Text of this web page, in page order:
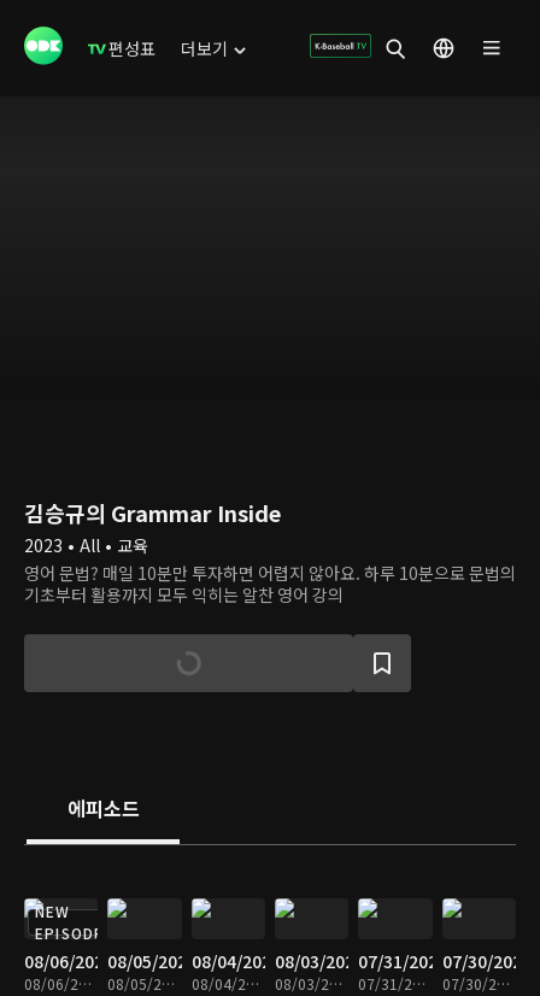
편성표 더보기
김승규의 Grammar Inside
2023 • All • 교육
영어 문법? 매일 10분만 투자하면 어렵지 않아요. 하루 10분으로 문법의
기초부터 활용까지 모두 익히는 알찬 영어 강의
에피소드
NEW
EPISODE
08/06/2026
08/06/2026 • 10분
08/05/2026
08/05/2026 • 10분
08/04/2026
08/04/2026 • 10분
08/03/2026
08/03/2026 • 10분
07/31/2026
07/31/2026 • 10분
07/30/2026
07/30/2026 • 10분